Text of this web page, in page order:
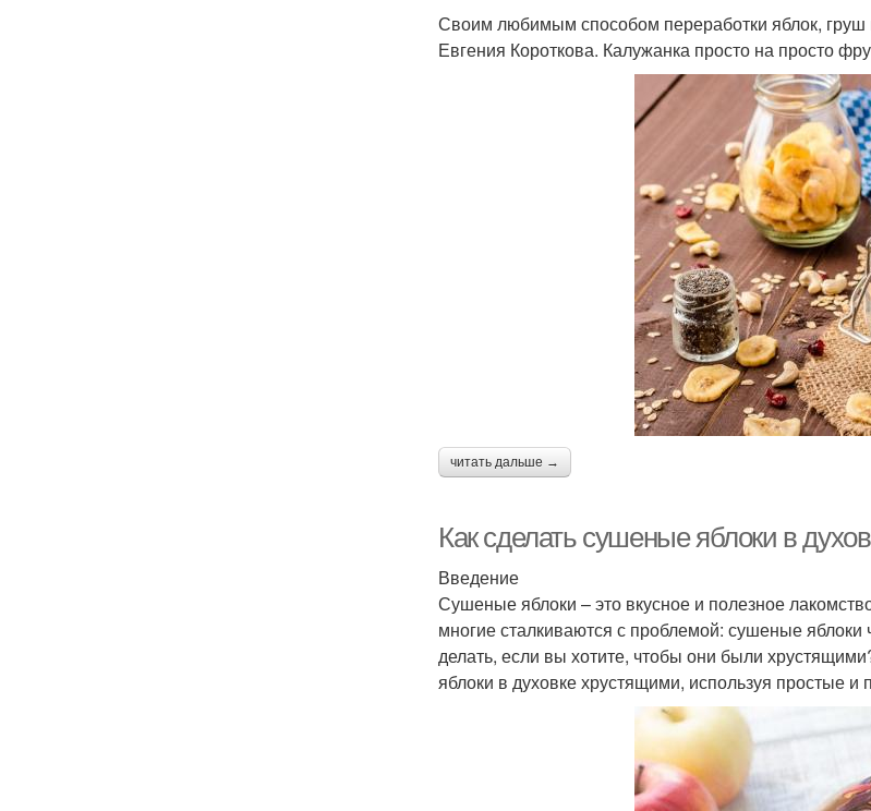
Своим любимым способом переработки яблок, груш
Евгения Короткова. Калужанка просто на просто
читать дальше →
Как сделать сушеные яблоки в
Введение
Сушеные яблоки – это вкусное и полезное
многие сталкиваются с проблемой: сушеные
делать, если вы хотите, чтобы они были
яблоки в духовке хрустящими, используя простые